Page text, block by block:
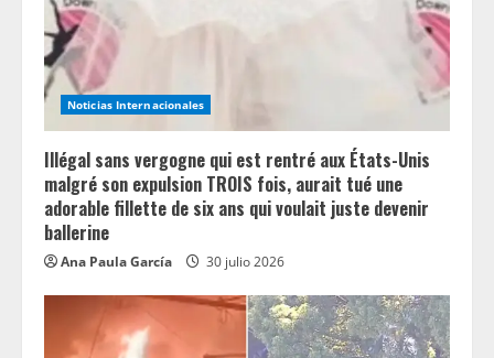
d
i
n
g
Noticias Internacionales
Illégal sans vergogne qui est rentré aux États-Unis
malgré son expulsion TROIS fois, aurait tué une
adorable fillette de six ans qui voulait juste devenir
ballerine
Ana Paula García 30 julio 2026